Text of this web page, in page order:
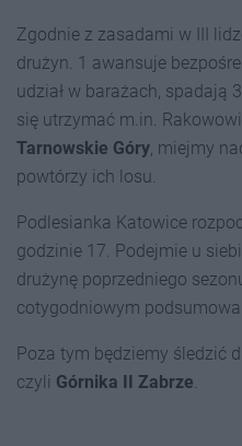
Zgodnie z zasadami w III
drużyn. 1 awansuje
udział w barażach, spadają
się utrzymać m.in.
Tarnowskie Góry, miejmy
powtórzy ich losu.
Podlesianka Katowice
godzinie 17. Podejmie u
drużynę poprzedniego
cotygodniowym
Poza tym będziemy śledzić
czyli Górnika II Zabrze.